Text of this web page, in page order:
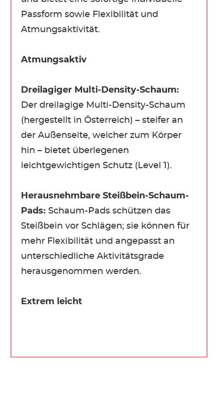
Passform sowie Flexibilität und
Atmungsaktivität.
Atmungsaktiv
Dreilagiger Multi-Density-Schaum:
Der dreilagige Multi-Density-Schaum
(hergestellt in Österreich) – steifer an
der Außenseite, weicher zum Körper
hin – bietet überlegenen
leichtgewichtigen Schutz (Level 1).
Herausnehmbare Steißbein-Schaum-
Pads: Schaum-Pads schützen das
Steißbein vor Schlägen; sie können für
mehr Flexibilität und angepasst an
unterschiedliche Aktivitätsgrade
herausgenommen werden.
Extrem leicht